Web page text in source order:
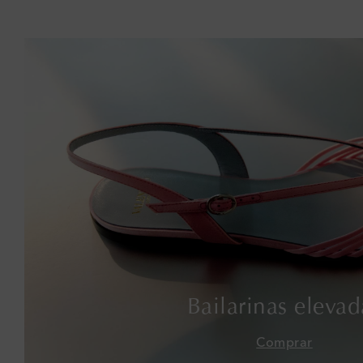
Bailarinas
Comprar